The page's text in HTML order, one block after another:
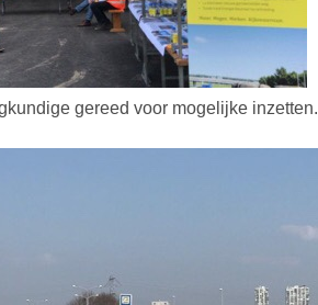
gereed voor mogelijke inzetten.